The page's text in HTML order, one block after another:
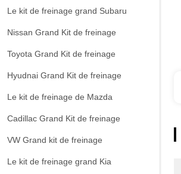
Le kit de freinage grand Subaru
Nissan Grand Kit de freinage
Toyota Grand Kit de freinage
Hyudnai Grand Kit de freinage
Le kit de freinage de Mazda
Cadillac Grand Kit de freinage
VW Grand kit de freinage
Le kit de freinage grand Kia